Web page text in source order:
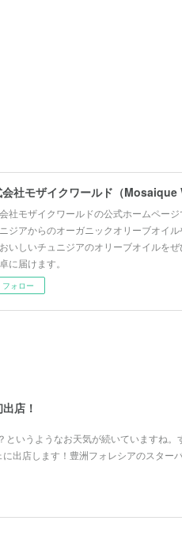
会社モザイクワールド（
社モザイクワールドの公式ホームペー
ジアからのオーガニックオリーブオイ
いしいチュニジアのオリーブオイルを
に届けます。
フォロー
店！
というようなお天気が続いていますね
出店します！豊洲フォレシアのスター